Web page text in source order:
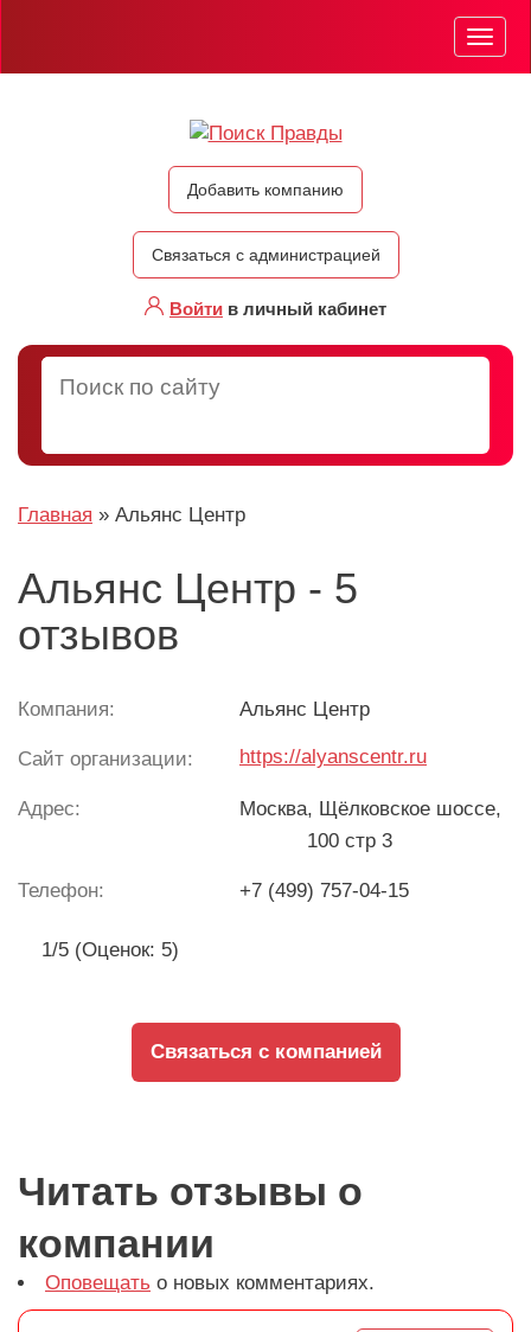
Добавить компанию
Связаться с администрацией
Войти в личный кабинет
Меню
Главная » Альянс Центр
Альянс Центр - 5
отзывов
Компания: Альянс Центр
Сайт организации: https://alyanscentr.ru
Адрес: Москва, Щёлковское шоссе,
100 стр 3
Телефон: +‪7 (499) 757-04-15
1/5 (Оценок: 5)
Связаться с компанией
Читать отзывы о
компании
Оповещать о новых комментариях.